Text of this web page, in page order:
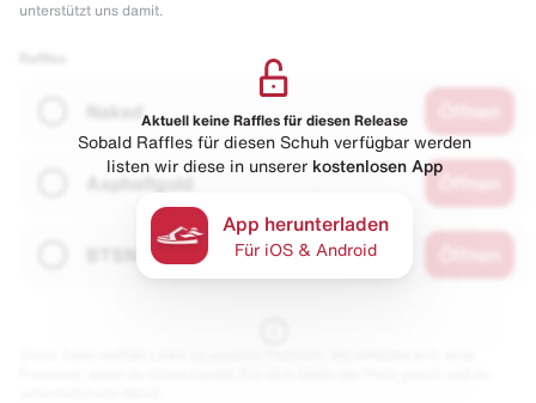
unterstützt uns damit.
Naked
Asphaltgold
Aktuell keine Raffles für diesen Release
Sobald Raffles für diesen Schuh verfügbar werden
listen wir diese in unserer kostenlosen App
App herunterladen
Für iOS & Android